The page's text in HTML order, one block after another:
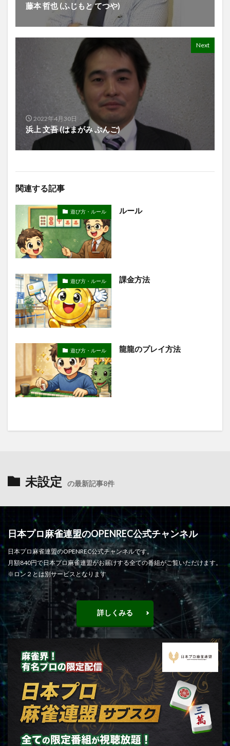
藤本 哲也 (ふじもと てつや)
Next
2022年4月30日
浜上 文吾 (はまがみ ぶんご)
関連する記事
遊び方・ルール ルール
遊び方・ルール 課金方法
遊び方・ルール 龍龍のプレイ方法
未設定 の最新記事8件
日本プロ麻雀連盟のOPENREC公式チャンネル
日本プロ麻雀連盟のOPENREC公式チャンネルです。
月額840円で日本プロ麻雀連盟がお届けする全ての番組がご覧いただけます。
※ロン２とは別サービスとなります
詳しくみる